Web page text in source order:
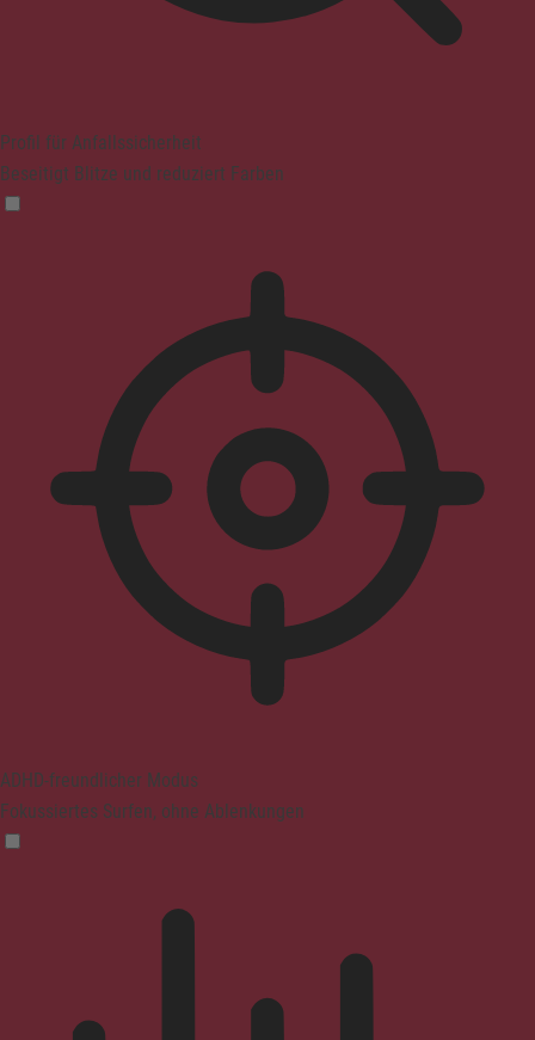
Profil für Anfallssicherheit
Beseitigt Blitze und reduziert Farben
ADHD-freundlicher Modus
Fokussiertes Surfen, ohne Ablenkungen